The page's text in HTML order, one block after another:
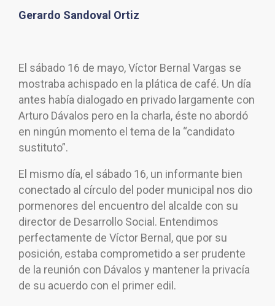
Gerardo Sandoval Ortiz
El sábado 16 de mayo, Víctor Bernal Vargas se
mostraba achispado en la plática de café. Un día
antes había dialogado en privado largamente con
Arturo Dávalos pero en la charla, éste no abordó
en ningún momento el tema de la “candidato
sustituto”.
El mismo día, el sábado 16, un informante bien
conectado al círculo del poder municipal nos dio
pormenores del encuentro del alcalde con su
director de Desarrollo Social. Entendimos
perfectamente de Víctor Bernal, que por su
posición, estaba comprometido a ser prudente
de la reunión con Dávalos y mantener la privacía
de su acuerdo con el primer edil.